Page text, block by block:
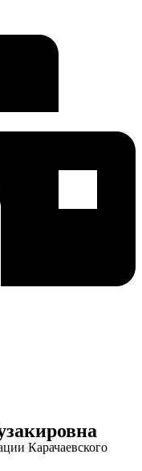
Карачаевского